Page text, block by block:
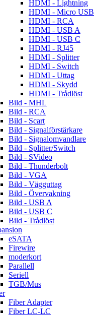
HDMI - Lightning
HDMI - Micro USB
HDMI - RCA
HDMI - USB A
HDMI - USB C
HDMI - RJ45
HDMI - Splitter
HDMI - Switch
HDMI - Uttag
HDMI - Skydd
HDMI - Trådlöst
Bild - MHL
Bild - RCA
Bild - Scart
Bild - Signalförstärkare
Bild - Signalomvandlare
Bild - Splitter/Switch
Bild - SVideo
Bild - Thunderbolt
Bild - VGA
Bild - Vägguttag
Bild - Övervakning
Bild - USB A
Bild - USB C
Bild - Trådlöst
eSATA
Firewire
moderkort
Parallell
Seriell
TGB/Mus
Fiber Adapter
Fiber LC-LC